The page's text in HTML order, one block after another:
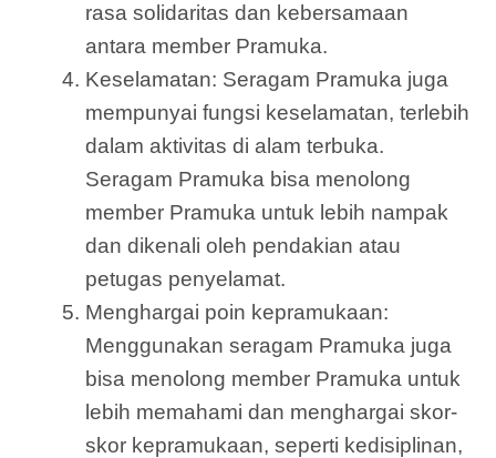
rasa solidaritas dan kebersamaan
antara member Pramuka.
Keselamatan: Seragam Pramuka juga
mempunyai fungsi keselamatan, terlebih
dalam aktivitas di alam terbuka.
Seragam Pramuka bisa menolong
member Pramuka untuk lebih nampak
dan dikenali oleh pendakian atau
petugas penyelamat.
Menghargai poin kepramukaan:
Menggunakan seragam Pramuka juga
bisa menolong member Pramuka untuk
lebih memahami dan menghargai skor-
skor kepramukaan, seperti kedisiplinan,